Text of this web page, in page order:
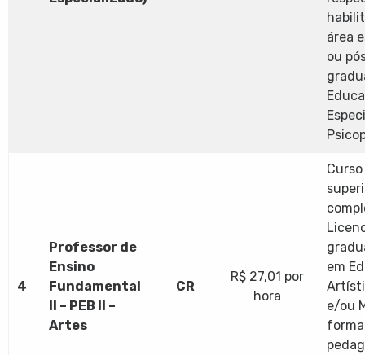
área
ou
4
Professor de
Ensino
Fundamental
II – PEB II –
Artes
CR
R$ 27,01 por
hora
em
e/ou